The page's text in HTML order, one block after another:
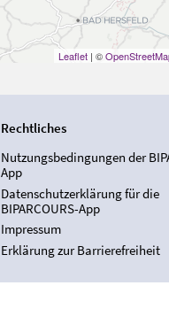
Leaflet| ©
Rechtliches
Nutzungsbedingungen der
App
Datenschutzerklärung für die
BIPARCOURS-App
Impressum
Erklärung zur Barrierefreiheit